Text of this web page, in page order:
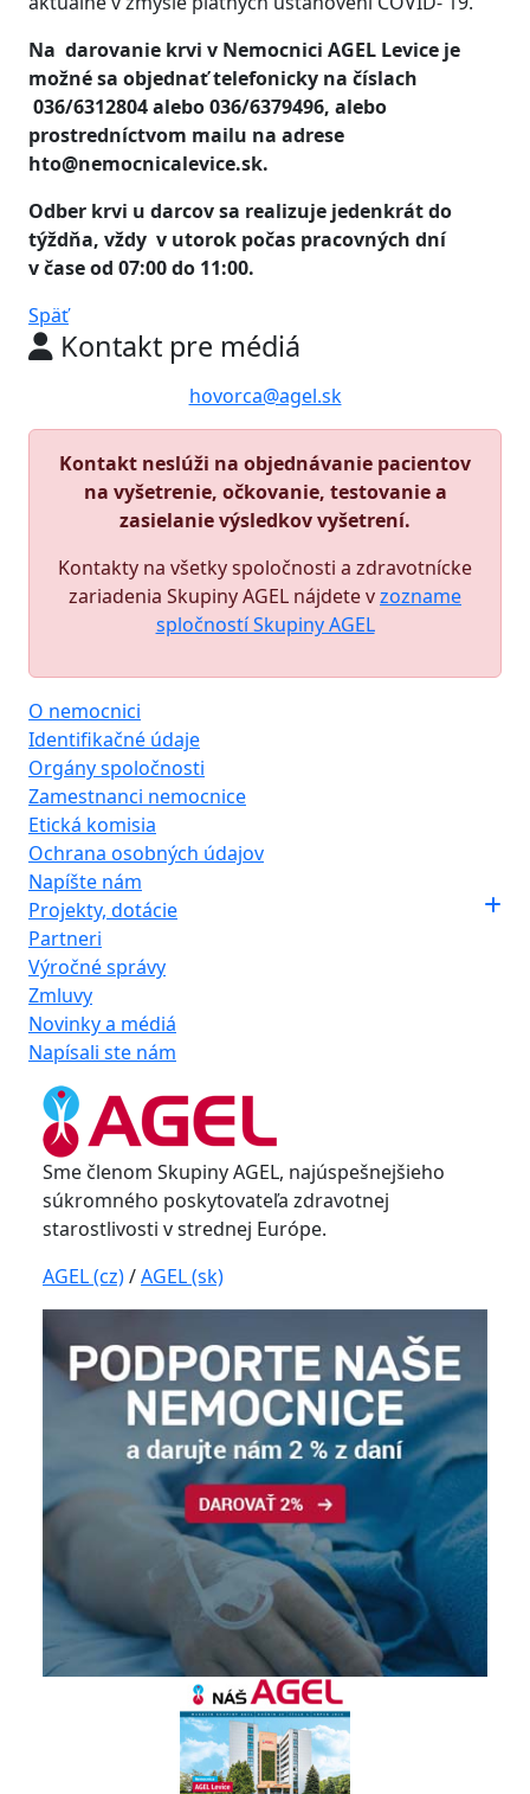
Na darovanie krvi v Nemocnici AGEL Levice je
možné sa objednať telefonicky na číslach
036/6312804 alebo 036/6379496, alebo
prostredníctvom mailu na adrese
hto@nemocnicalevice.sk.
Odber krvi u darcov sa realizuje jedenkrát do
týždňa, vždy v utorok počas pracovných dní
v čase od 07:00 do 11:00.
Späť
Kontakt pre médiá
hovorca@agel.sk
Kontakt neslúži na objednávanie pacientov
na vyšetrenie, očkovanie, testovanie a
zasielanie výsledkov vyšetrení.
Kontakty na všetky spoločnosti a zdravotnícke
zariadenia Skupiny AGEL nájdete vzozname
spločností Skupiny AGEL
O nemocnici
Identifikačné údaje
Orgány spoločnosti
Zamestnanci nemocnice
Etická komisia
Ochrana osobných údajov
Napíšte nám
Projekty, dotácie
Partneri
Výročné správy
Zmluvy
Novinky a médiá
Napísali ste nám
Sme členom Skupiny AGEL, najúspešnejšieho
súkromného poskytovateľa zdravotnej
starostlivosti v strednej Európe.
AGEL (cz)/AGEL (sk)